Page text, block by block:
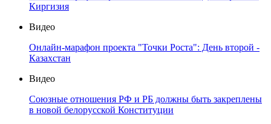
Киргизия
Видео
Онлайн-марафон проекта "Точки Роста": День второй -
Казахстан
Видео
Союзные отношения РФ и РБ должны быть закреплены
в новой белорусской Конституции